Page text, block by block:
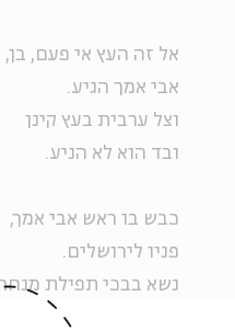
אל זה העץ אי פעם, בן,
אבי אמך הגיע.
וצל ערבית בעץ קינן
ובד הוא לא הניע.
כבש בו ראש אבי אמך,
פניו לירושלים.
נשא בבכי תפילת
עם אלוהיו בשניים.